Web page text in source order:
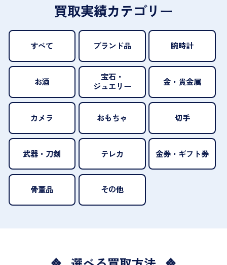
買取実績カテゴリー
すべて ブランド品 腕時計
お酒
宝石・
ジュエリー
金・貴金属
カメラ おもちゃ 切手
武器・刀剣 テレカ 金券・ギフト券
骨董品 その他